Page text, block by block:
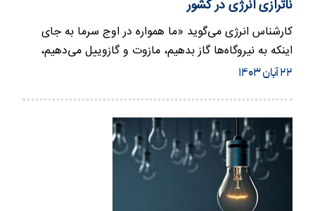
ناترازی انرژی در کشور
کارشناس انرژی می‌گوید «ما همواره در اوج سرما به جای
اینکه به نیروگاه‌ها گاز بدهیم، مازوت و گازوییل می‌دهیم،
امسال چون…
۲۲ آبان ۱۴۰۳